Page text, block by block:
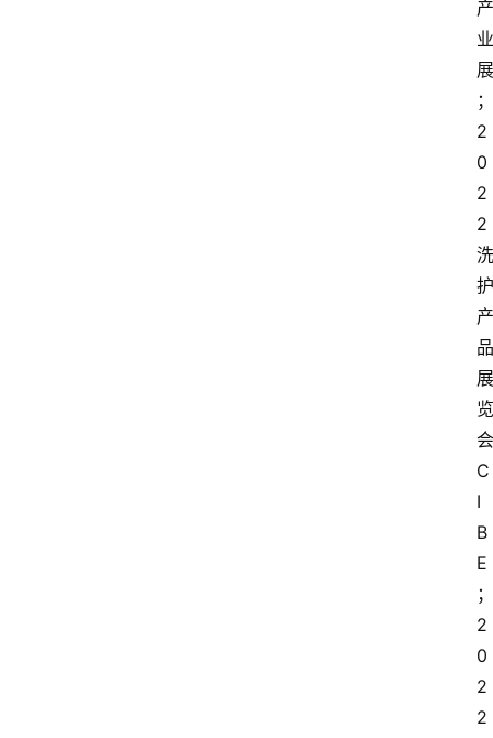
产
业
展
；
2
0
2
2
洗
护
产
品
展
览
会
C
I
B
E
；
2
0
2
2